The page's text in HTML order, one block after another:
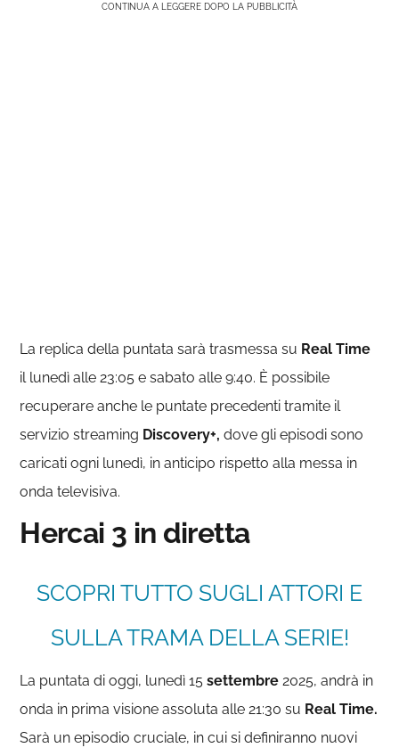
CONTINUA A LEGGERE DOPO LA PUBBLICITÀ
La replica della puntata sarà trasmessa su Real Time
il lunedì alle 23:05 e sabato alle 9:40. È possibile
recuperare anche le puntate precedenti tramite il
servizio streaming Discovery+, dove gli episodi sono
caricati ogni lunedì, in anticipo rispetto alla messa in
onda televisiva.
Hercai 3 in diretta
SCOPRI TUTTO SUGLI ATTORI E
SULLA TRAMA DELLA SERIE!
La puntata di oggi, lunedì 15settembre 2025, andrà in
onda in prima visione assoluta alle 21:30 su Real Time.
Sarà un episodio cruciale, in cui si definiranno nuovi